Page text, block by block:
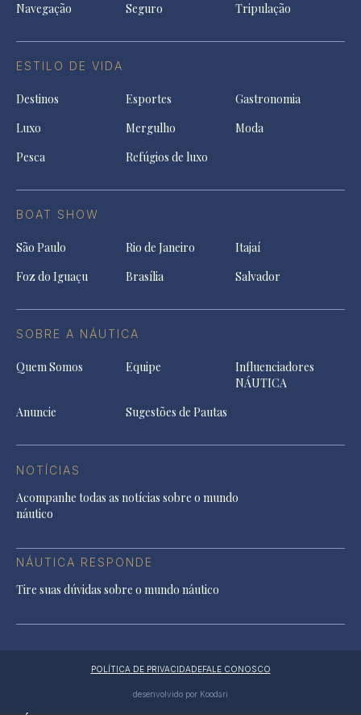
Navegação
Seguro Tripulação
ESTILO DE VIDA
Destinos Esportes
Gastronomia
Luxo
Mergulho
Moda
Pesca
Refúgios de luxo
BOAT SHOW
São Paulo Rio de Janeiro
Itajaí
Foz do Iguaçu
Brasília Salvador
SOBRE A NÁUTICA
Quem Somos Equipe
Influenciadores
NÁUTICA
Anuncie
Sugestões de Pautas
NOTÍCIAS
Acompanhe todas as notícias sobre o mundo
náutico
NÁUTICA RESPONDE
Tire suas dúvidas sobre o mundo náutico
POLÍTICA DE PRIVACIDADEFALE CONOSCO
desenvolvido por Koodari